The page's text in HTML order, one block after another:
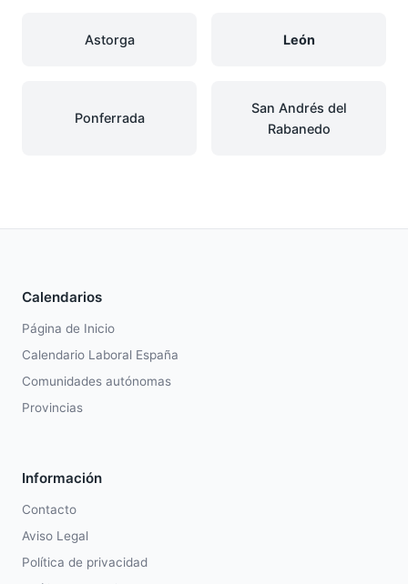
Astorga León
Ponferrada
San Andrés del
Rabanedo
Calendarios
Página de Inicio
Calendario Laboral España
Comunidades autónomas
Provincias
Información
Contacto
Aviso Legal
Política de privacidad